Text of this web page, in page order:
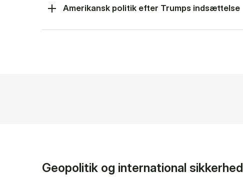
Amerikansk politik efter Trumps indsættelse
Geopolitik og international sikkerhed